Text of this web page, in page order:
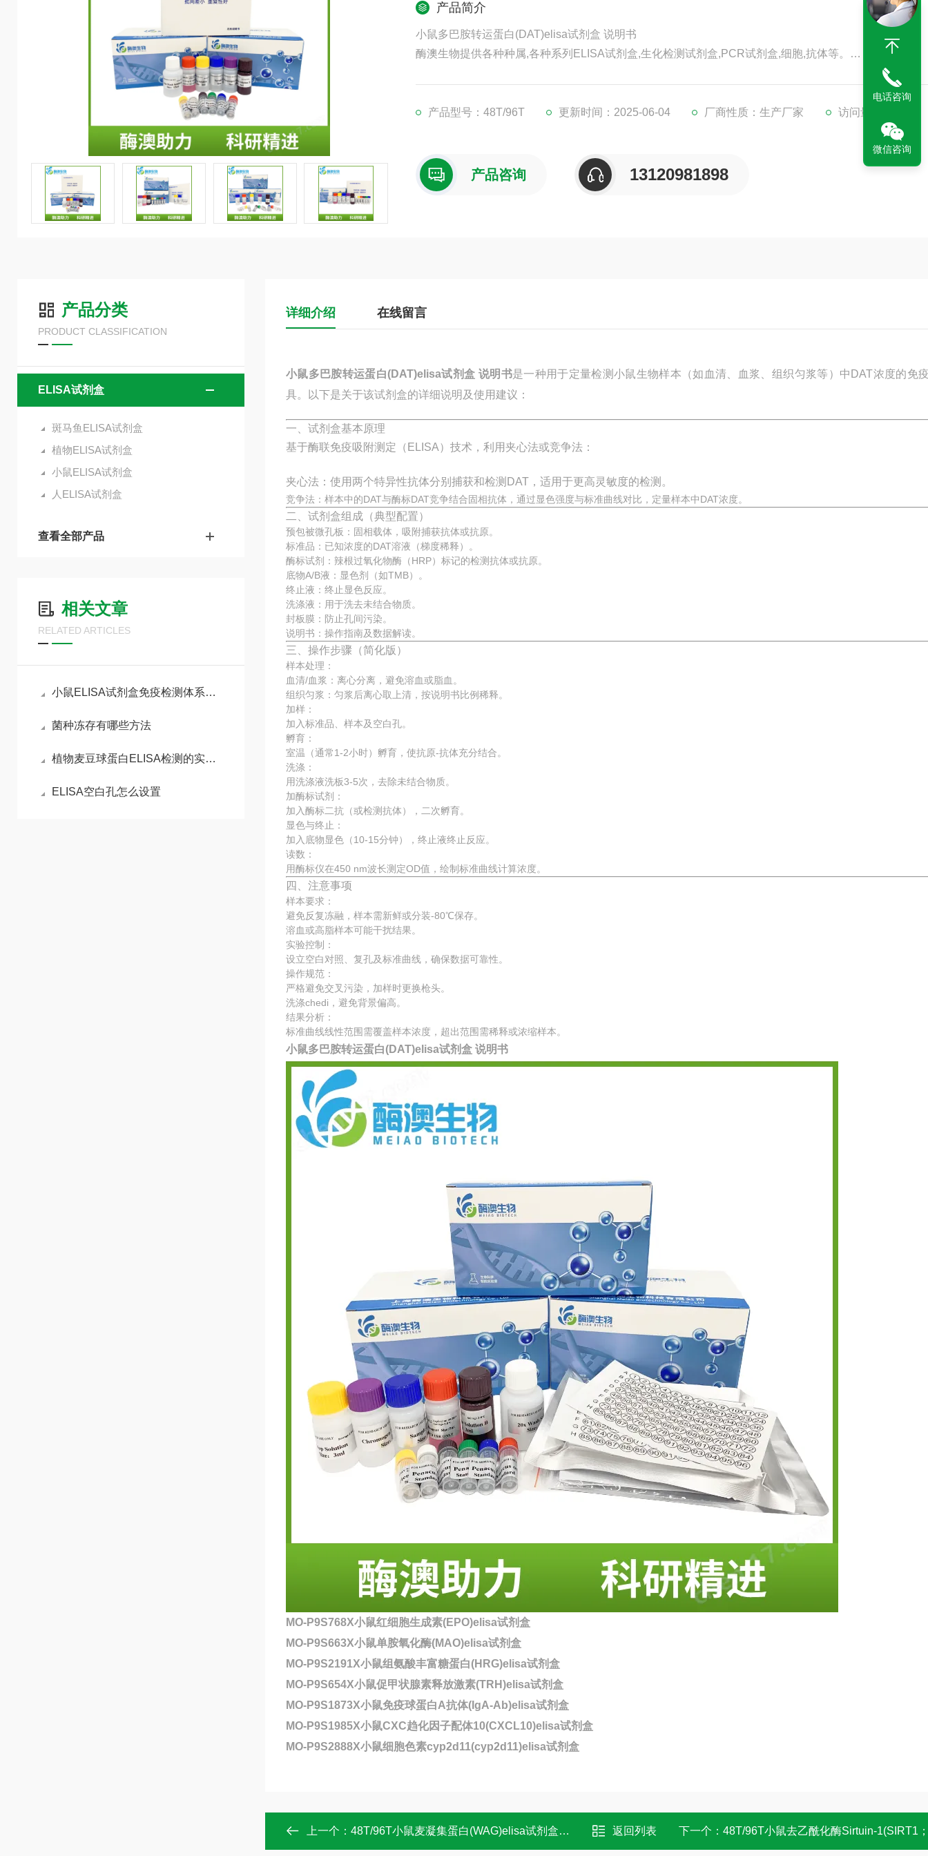
产品简介
小鼠多巴胺转运蛋白(DAT)elisa试剂盒 说明书
酶澳生物提供各种种属,各种系列ELISA试剂盒,生化检测试剂盒,PCR试剂盒,细胞,抗体等。
产品型号：48T/96T
更新时间：2025-06-04 厂商性质：生产厂家 访问量：154
产品咨询 13120981898
产品分类
PRODUCT CLASSIFICATION
ELISA试剂盒
斑马鱼ELISA试剂盒
植物ELISA试剂盒
小鼠ELISA试剂盒
人ELISA试剂盒
查看全部产品
相关文章
RELATED ARTICLES
小鼠ELISA试剂盒免疫检测体系与动物模型实验实操指南
菌种冻存有哪些方法
植物麦豆球蛋白ELISA检测的实验流程
ELISA空白孔怎么设置
详细介绍 在线留言
小鼠多巴胺转运蛋白(DAT)elisa试剂盒 说明书是一种用于定量检测小鼠生物样本（如血清、血浆、组织匀浆等）中DAT浓度的免
具。以下是关于该试剂盒的详细说明及使用建议：
一、试剂盒基本原理
基于酶联免疫吸附测定（ELISA）技术，利用夹心法或竞争法 ：
夹心法：使用两个特异性抗体分别捕获和检测DAT，适用于更高灵敏度的检测。
竞争法：样本中的DAT与酶标DAT竞争结合固相抗体，通过显色强度与标准曲线对比，定量样本中DAT浓度。
二、试剂盒组成（典型配置）
预包被微孔板：固相载体，吸附捕获抗体或抗原。
标准品：已知浓度的DAT溶液（梯度稀释）。
酶标试剂：辣根过氧化物酶（HRP）标记的检测抗体或抗原。
底物A/B液：显色剂（如TMB）。
终止液：终止显色反应。
洗涤液：用于洗去未结合物质。
封板膜：防止孔间污染。
说明书：操作指南及数据解读。
三、操作步骤（简化版）
样本处理：
血清/血浆：离心分离，避免溶血或脂血。
组织匀浆：匀浆后离心取上清，按说明书比例稀释。
加样：
加入标准品、样本及空白孔。
孵育：
室温（通常1-2小时）孵育，使抗原-抗体充分结合。
洗涤：
用洗涤液洗板3-5次，去除未结合物质。
加酶标试剂：
加入酶标二抗（或检测抗体），二次孵育。
显色与终止：
加入底物显色（10-15分钟），终止液终止反应。
读数：
用酶标仪在450 nm波长测定OD值，绘制标准曲线计算浓度。
四、注意事项
样本要求：
避免反复冻融，样本需新鲜或分装-80℃保存。
溶血或高脂样本可能干扰结果。
实验控制：
设立空白对照、复孔及标准曲线，确保数据可靠性。
操作规范：
严格避免交叉污染，加样时更换枪头。
洗涤chedi，避免背景偏高。
结果分析：
标准曲线线性范围需覆盖样本浓度，超出范围需稀释或浓缩样本。
小鼠多巴胺转运蛋白(DAT)elisa试剂盒 说明书
MO-P9S768X小鼠红细胞生成素(EPO)elisa试剂盒
MO-P9S663X小鼠单胺氧化酶(MAO)elisa试剂盒
MO-P9S2191X小鼠组氨酸丰富糖蛋白(HRG)elisa试剂盒
MO-P9S654X小鼠促甲状腺素释放激素(TRH)elisa试剂盒
MO-P9S1873X小鼠免疫球蛋白A抗体(IgA-Ab)elisa试剂盒
MO-P9S1985X小鼠CXC趋化因子配体10(CXCL10)elisa试剂盒
MO-P9S2888X小鼠细胞色素cyp2d11(cyp2d11)elisa试剂盒
上一个： 48T/96T小鼠麦凝集蛋白(WAG)elisa试剂盒 OD值 返回列表 下一个： 48T/96T小鼠去乙酰化酶Sirtuin-1(SIRT1；SIR2L1)elisa试剂盒 科
电话咨询
微信咨询